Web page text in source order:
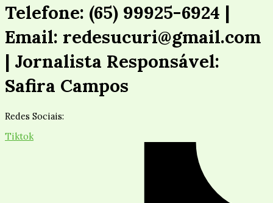
Telefone: (65) 99925-6924 |
Email: redesucuri@gmail.com
| Jornalista Responsável:
Safira Campos
Redes Sociais:
Tiktok